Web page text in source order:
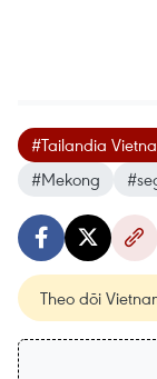
#Tailandia
#Mekong
Theo dõi